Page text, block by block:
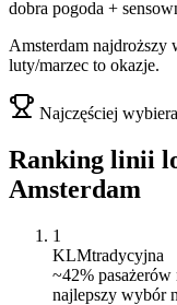
dobra pogoda +
Amsterdam
luty/marzec to okazje.
Najczęściej
Ranking linii
Amsterdam
1
KLMtradycyjna
~42% pasażerów
najlepszy wybór